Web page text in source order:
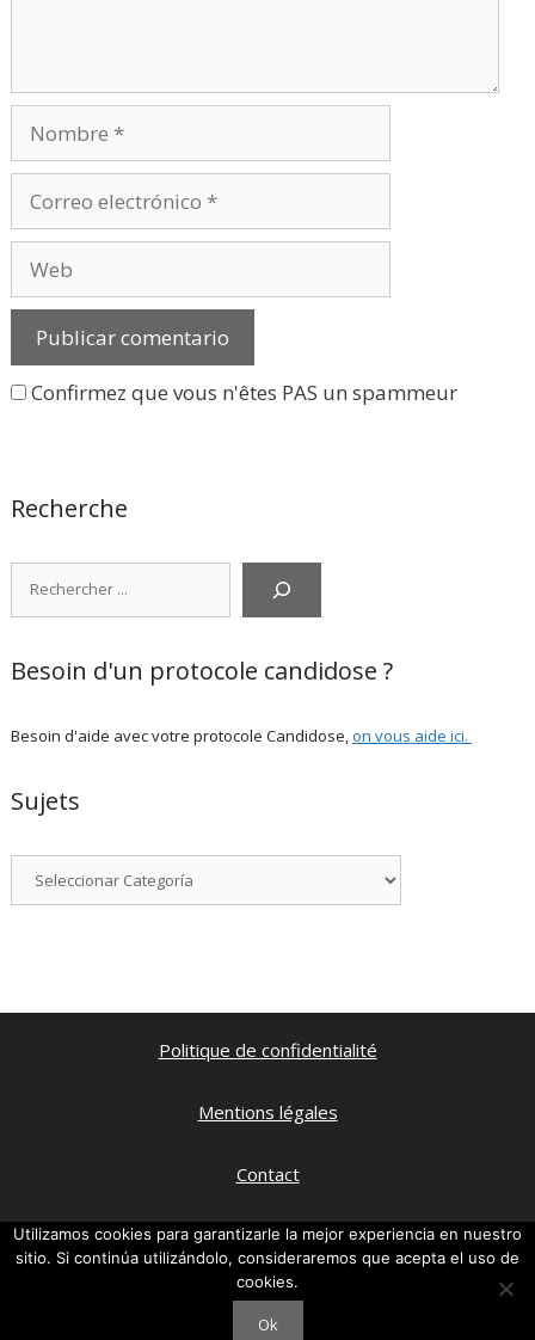
electrónico
Confirmez que vous n'êtes PAS un spammeur
Recherche
Besoin d'un protocole candidose ?
Besoin d'aide avec votre protocole Candidose,on vous aide ici.
Sujets
Politique de confidentialité
Mentions légales
Contact
Qui suis je ?
Ma chaine Youtube
Utilizamos cookies para garantizarle la mejor experiencia en nuestro
sitio. Si continúa utilizándolo, consideraremos que acepta el uso de
cookies.
Ok